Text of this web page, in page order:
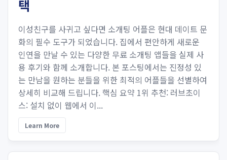
택
이성친구를 사귀고 싶다면 소개팅 어플은 현대 데이트 문
화의 필수 도구가 되었습니다. 집에서 편안하게 새로운
인연을 만날 수 있는 다양한 무료 소개팅 앱들을 실제 사
용 후기와 함께 소개합니다. 본 포스팅에서는 진정성 있
는 만남을 원하는 분들을 위한 최적의 어플들을 선별하여
상세히 비교해 드립니다. 핵심 요약 1위 추천: 러브초이
스: 설치 없이 웹에서 이...
Learn More